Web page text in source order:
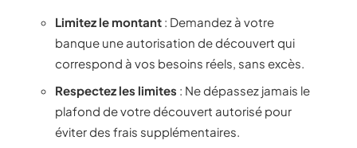
Limitez le montant : Demandez à votre
banque une autorisation de découvert qui
correspond à vos besoins réels, sans excès.
Respectez les limites : Ne dépassez jamais le
plafond de votre découvert autorisé pour
éviter des frais supplémentaires.